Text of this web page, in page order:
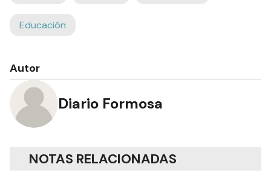
Educación
Autor
Diario Formosa
NOTAS RELACIONADAS